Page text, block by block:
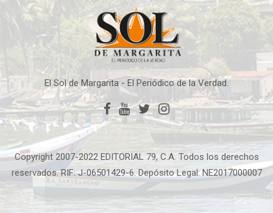
El Sol de Margarita - El Periódico de la Verdad.
Copyright 2007-2022 EDITORIAL 79, C.A. Todos los derechos
reservados. RIF: J-06501429-6. Depósito Legal: NE2017000007